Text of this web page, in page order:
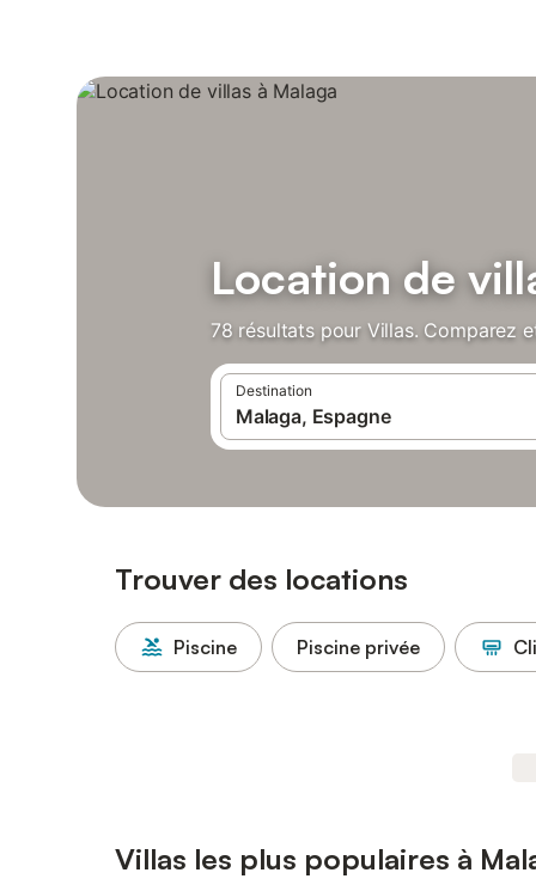
Location de
78 résultats pour Villas. Comparez
Destination
Trouver des locations
Piscine Piscine privée
Villas les plus populaires à